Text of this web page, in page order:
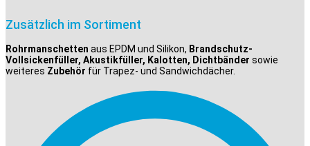
Zusätzlich im Sortiment
Rohrmanschetten aus EPDM und Silikon, Brandschutz-
Vollsickenfüller, Akustikfüller, Kalotten, Dichtbänder sowie
weiteres Zubehör für Trapez- und Sandwichdächer.